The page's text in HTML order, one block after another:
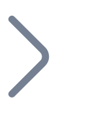
votre entreprise et